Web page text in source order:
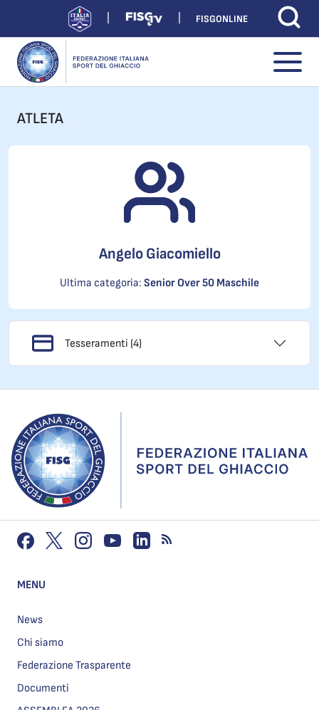
FISGONLINE
ATLETA
Angelo Giacomiello
Ultima categoria: Senior Over 50 Maschile
Tesseramenti (4)
MENU
News
Chi siamo
Federazione Trasparente
Documenti